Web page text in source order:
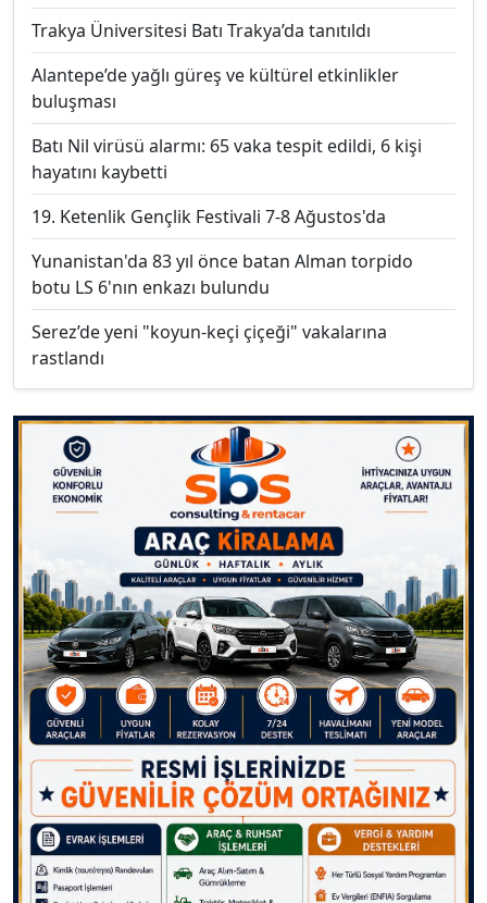
Trakya Üniversitesi Batı Trakya’da tanıtıldı
Alantepe’de yağlı güreş ve kültürel etkinlikler
buluşması
Batı Nil virüsü alarmı: 65 vaka tespit edildi, 6 kişi
hayatını kaybetti
19. Ketenlik Gençlik Festivali 7-8 Ağustos'da
Yunanistan'da 83 yıl önce batan Alman torpido
botu LS 6'nın enkazı bulundu
Serez’de yeni "koyun-keçi çiçeği" vakalarına
rastlandı